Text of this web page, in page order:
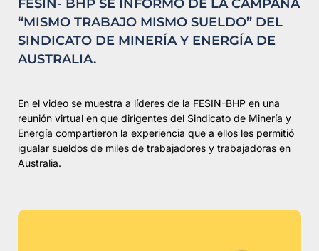
FESIN- BHP SE INFORMÓ DE LA CAMPAÑA
“MISMO TRABAJO MISMO SUELDO” DEL
SINDICATO DE MINERÍA Y ENERGÍA DE
AUSTRALIA.
En el video se muestra a líderes de la FESIN-BHP en una
reunión virtual en que dirigentes del Sindicato de Minería y
Energía compartieron la experiencia que a ellos les permitió
igualar sueldos de miles de trabajadores y trabajadoras en
Australia.